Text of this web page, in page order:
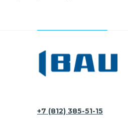
+7 (812) 385-51-15